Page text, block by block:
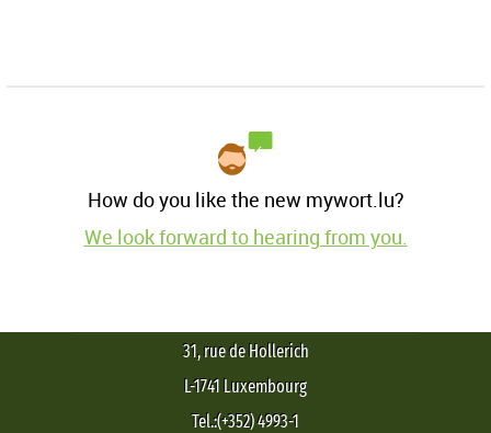
How do you like the new mywort.lu?
We look forward to hearing from you.
31, rue de Hollerich
L-1741 Luxembourg
Tel.:(+352) 4993-1